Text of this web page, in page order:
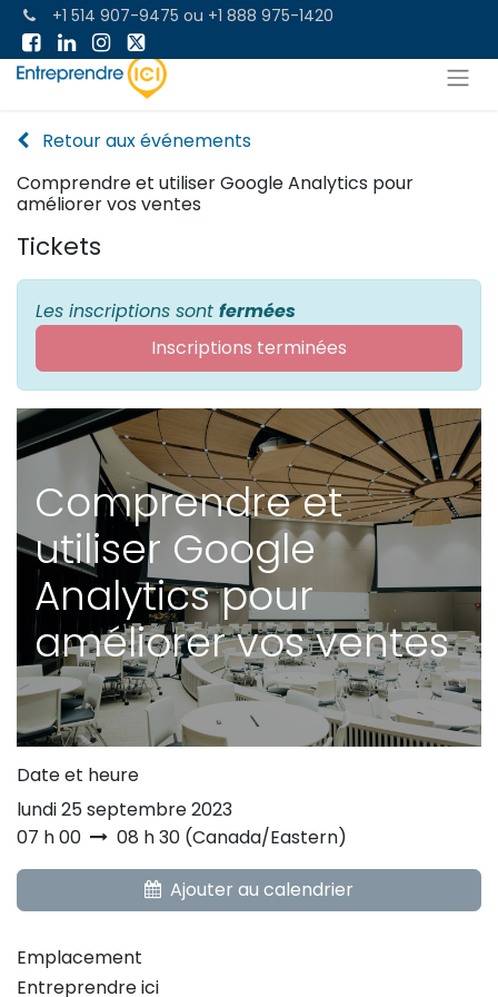
Retour aux événements
Comprendre et utiliser Google Analytics pour
améliorer vos ventes
Tickets
Les inscriptions sont fermées
Inscriptions terminées
Comprendre et
utiliser Google
Analytics pour
améliorer vos ventes
Date et heure
lundi 25 septembre 2023
07 h 00
08 h 30 (Canada/Eastern)
Ajouter au calendrier
Emplacement
Entreprendre ici
+1 514 907-9475 ou +1 888 975-1420